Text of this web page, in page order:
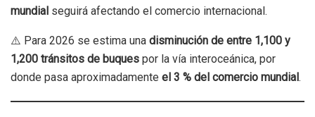
mundial seguirá afectando el comercio internacional.
⚠️ Para 2026 se estima una disminución de entre 1,100 y
1,200 tránsitos de buques por la vía interoceánica, por
donde pasa aproximadamente el 3 % del comercio mundial.